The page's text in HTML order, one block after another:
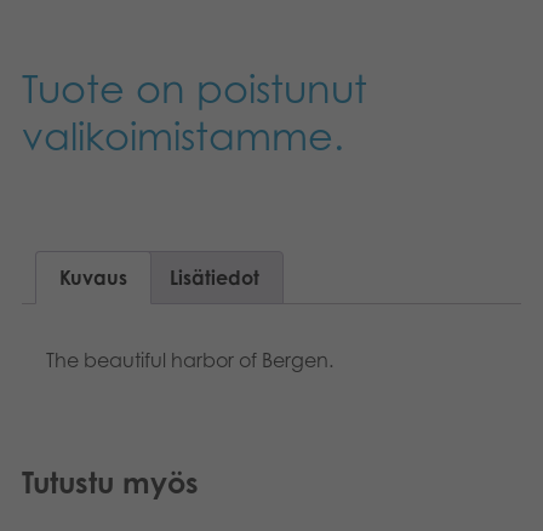
Arkistoidut tuotteet
Promotuotteet
English
Dansk
Polski
Tuote on poistunut
valikoimistamme.
Kuvaus Lisätiedot
The beautiful harbor of Bergen.
Tutustu myös